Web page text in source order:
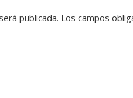
publicada. Los campos